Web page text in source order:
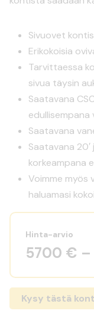
Sivuovet
Erikokoisia
Tarvittaessa
sivua täysin
Saatavana
Saatavana
Saatavana
korkeampana
Voimme myös
haluamasi
Hinta-arvio
5700 €
Kysy tästä